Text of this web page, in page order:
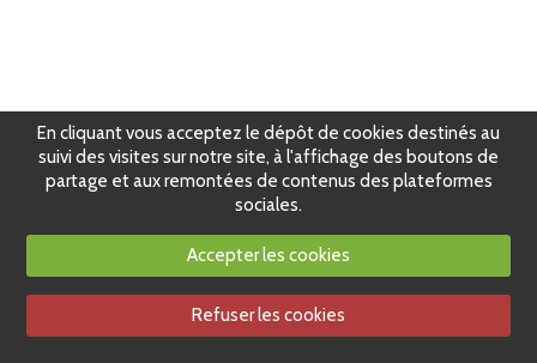
En cliquant vous acceptez le dépôt de cookies destinés au
suivi des visites sur notre site, à l'affichage des boutons de
partage et aux remontées de contenus des plateformes
sociales.
Accepter les cookies
Refuser les cookies